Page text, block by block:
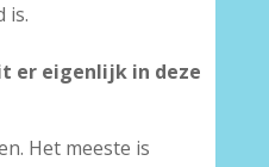
is.
er eigenlijk in deze
Het meeste is